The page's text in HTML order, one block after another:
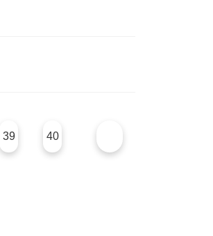
39 40